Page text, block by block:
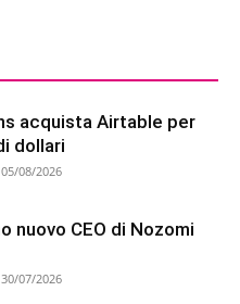
acquista Airtable per
dollari
05/08/2026
nuovo CEO di Nozomi
30/07/2026